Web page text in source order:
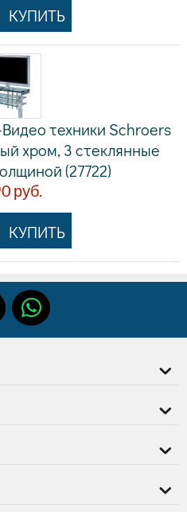
КУПИТЬ
техники Schroers
хром, 3 стеклянные
(27722)
руб.
КУПИТЬ